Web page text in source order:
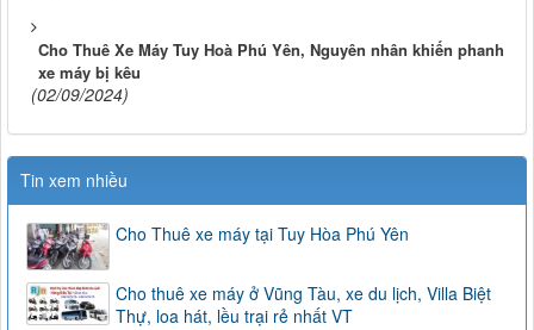
Cho Thuê Xe Máy Tuy Hoà Phú Yên, Nguyên nhân khiến phanh
xe máy bị kêu
(02/09/2024)
Tin xem nhiều
Cho Thuê xe máy tại Tuy Hòa Phú Yên
Cho thuê xe máy ở Vũng Tàu, xe du lịch, Villa Biệt
Thự, loa hát, lều trại rẻ nhất VT